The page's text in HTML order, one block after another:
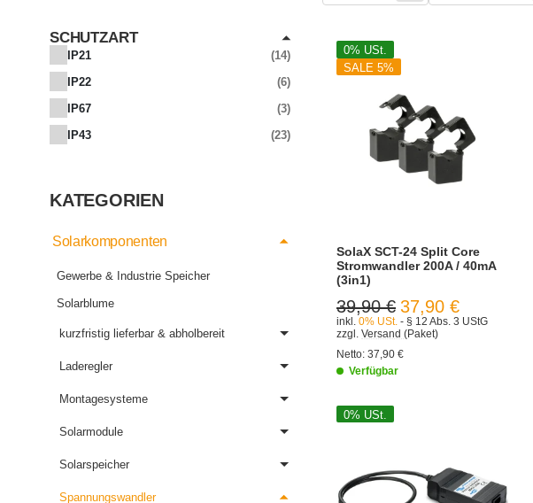
0% USt.
SALE 5%
SolaX SCT-24 Split Core
Stromwandler 200A / 40mA
(3in1)
37,90 €
39,90 €
inkl. 0% USt. - § 12 Abs. 3 UStG
zzgl. Versand (Paket)
Netto: 37,90 €
Verfügbar
0% USt.
KATEGORIEN
Solarkomponenten
Gewerbe & Industrie Speicher
Solarblume
kurzfristig lieferbar & abholbereit
Laderegler
Montagesysteme
Solarmodule
Solarspeicher
Spannungswandler
SCHUTZART
IP21
14
IP22
6
IP67
3
IP43
23